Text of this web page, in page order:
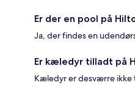
Er der en pool på
Ja, der findes en
Er kæledyr tilladt på
Kæledyr er desværre ikke